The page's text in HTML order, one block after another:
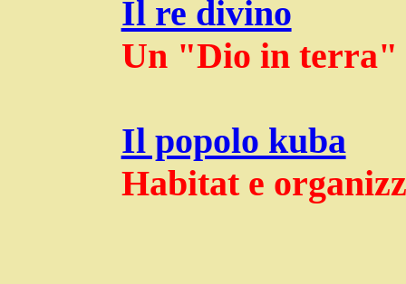
Il re divino
Un "Dio in terra"
Il popolo kuba
Habitat e